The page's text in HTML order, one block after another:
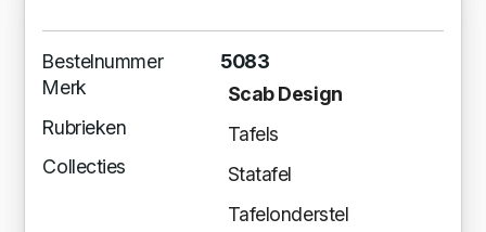
Bestelnummer
5083
Merk
Scab Design
Rubrieken
Tafels
Collecties
Statafel
Tafelonderstel